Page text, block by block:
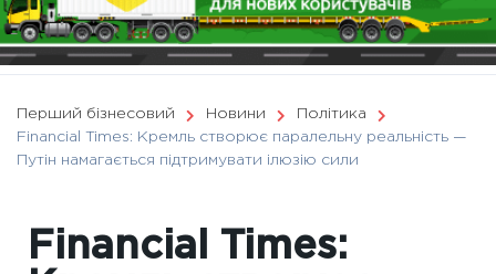
Перший бізнесовий Новини
Політика
Financial Times: Кремль створює паралельну реальність —
Путін намагається підтримувати ілюзію сили
Financial Times: